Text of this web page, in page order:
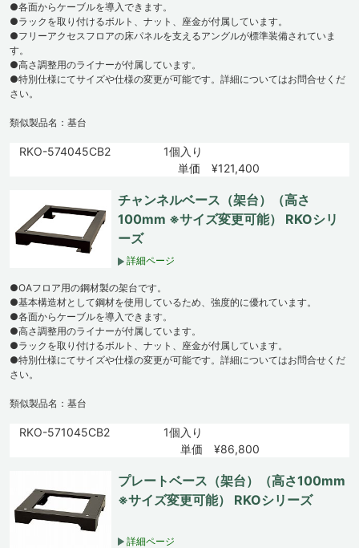
●各面からケーブルを導入できます。
●ラックを取り付けるボルト、ナット、座金が付属しています。
●フリーアクセスフロアの床パネルを支えるアングルが標準装備されていま
す。
●高さ調整用のライナーが付属しています。
●特別仕様にてサイズや仕様の変更が可能です。詳細についてはお問合せくだ
さい。
類似製品名：基台
RKO-574045CB2
1個入り
単価 ¥121,400
チャンネルベース（架台）（高さ
100mm ※サイズ変更可能） RKOシリ
ーズ
詳細ページ
●OAフロア用の鋼材製の架台です。
●基本構造材として鋼材を使用しているため、強度的に優れています。
●各面からケーブルを導入できます。
●高さ調整用のライナーが付属しています。
●ラックを取り付けるボルト、ナット、座金が付属しています。
●特別仕様にてサイズや仕様の変更が可能です。詳細についてはお問合せくだ
さい。
類似製品名：基台
RKO-571045CB2
1個入り
単価 ¥86,800
プレートベース（架台）（高さ100mm
※サイズ変更可能） RKOシリーズ
詳細ページ